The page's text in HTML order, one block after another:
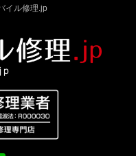
イル修理.jp